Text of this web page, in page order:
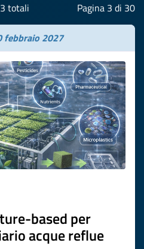
totali Pagina 3 di 30
febbraio 2027
based per
acque reflue